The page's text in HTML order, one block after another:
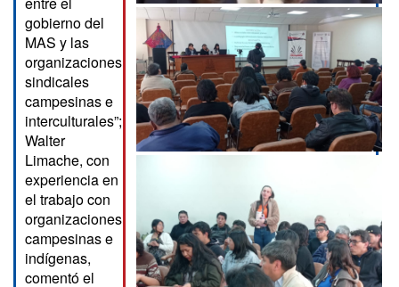
gobierno del
MAS y las
organizaciones
sindicales
campesinas e
interculturales”;
Walter
Limache, con
experiencia en
el trabajo con
organizaciones
campesinas e
indígenas,
comentó el